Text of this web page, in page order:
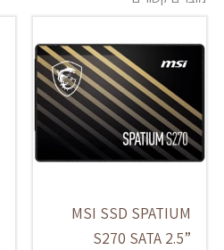
MSI SSD SPATIUM
S270 SATA 2.5”